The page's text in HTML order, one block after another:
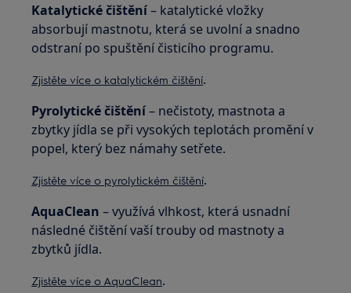
Katalytické čištění– katalytické vložky
absorbují mastnotu, která se uvolní a snadno
odstraní po spuštění čisticího programu.
Zjistěte více o katalytickém čištění.
Pyrolytické čištění– nečistoty, mastnota a
zbytky jídla se při vysokých teplotách promění v
popel, který bez námahy setřete.
Zjistěte více o pyrolytickém čištění.
AquaClean – využívá vlhkost, která usnadní
následné čištění vaší trouby od mastnoty a
zbytků jídla.
Zjistěte více o AquaClean.